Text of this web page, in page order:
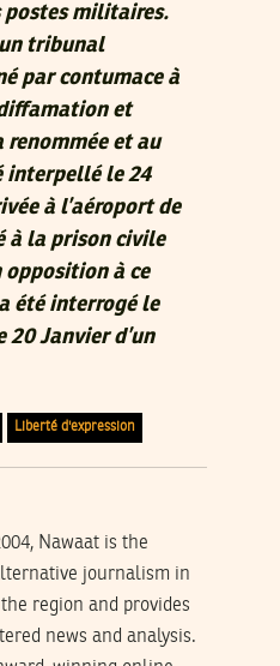
postes militaires.
tribunal
par contumace à
et
et au
interpellé le 24
à l’aéroport de
à la prison civile
opposition à ce
été interrogé le
20 Janvier d’un
Liberté d'expression
Nawaat is the
journalism in
the region and provides
news and analysis.